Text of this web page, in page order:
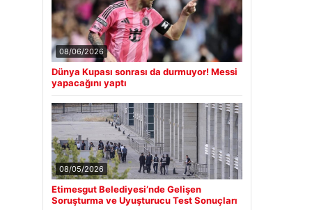
08/06/2026
Dünya Kupası sonrası da durmuyor! Messi
yapacağını yaptı
08/05/2026
Etimesgut Belediyesi’nde Gelişen
Soruşturma ve Uyuşturucu Test Sonuçları